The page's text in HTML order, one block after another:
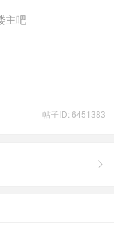
主吧
帖子ID: 6451383
